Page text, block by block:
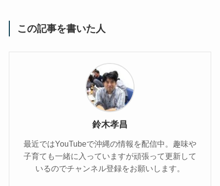
この記事を書いた人
鈴木孝昌
最近ではYouTubeで沖縄の情報を配信中。趣味や
子育ても一緒に入っていますが頑張って更新して
いるのでチャンネル登録をお願いします。